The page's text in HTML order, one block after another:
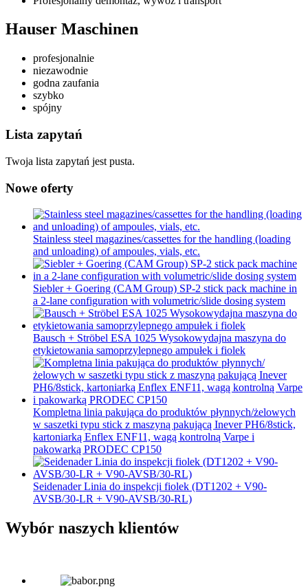
Hauser Maschinen
profesjonalnie
niezawodnie
godna zaufania
szybko
spójny
Lista zapytań
Twoja lista zapytań jest pusta.
Nowe oferty
Stainless steel magazines/cassettes for the handling (loading
and unloading) of ampoules, vials, etc.
Siebler + Goering (CAM Group) SP-2 stick pack machine in
a 2-lane configuration with volumetric/slide dosing system
Bausch + Ströbel ESA 1025 Wysokowydajna maszyna do
etykietowania samoprzylepnego ampułek i fiolek
Kompletna linia pakująca do produktów płynnych/żelowych
w saszetki typu stick z maszyną pakującą Inever PH6/8stick,
kartoniarką Enflex ENF11, wagą kontrolną Varpe i
pakowarką PRODEC CP150
Seidenader Linia do inspekcji fiolek (DT1202 + V90-
AVSB/30-LR + V90-AVSB/30-RL)
Wybór naszych klientów